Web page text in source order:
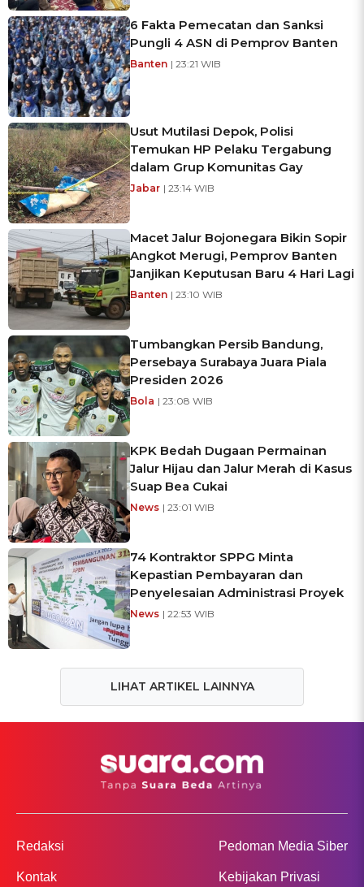
6 Fakta Pemecatan dan Sanksi
Pungli 4 ASN di Pemprov Banten
Banten | 23:21 WIB
Usut Mutilasi Depok, Polisi
Temukan HP Pelaku Tergabung
dalam Grup Komunitas Gay
Jabar | 23:14 WIB
Macet Jalur Bojonegara Bikin Sopir
Angkot Merugi, Pemprov Banten
Janjikan Keputusan Baru 4 Hari Lagi
Banten | 23:10 WIB
Tumbangkan Persib Bandung,
Persebaya Surabaya Juara Piala
Presiden 2026
Bola | 23:08 WIB
KPK Bedah Dugaan Permainan
Jalur Hijau dan Jalur Merah di Kasus
Suap Bea Cukai
News | 23:01 WIB
74 Kontraktor SPPG Minta
Kepastian Pembayaran dan
Penyelesaian Administrasi Proyek
News | 22:53 WIB
LIHAT ARTIKEL LAINNYA
Redaksi
Kontak
Pedoman Media Siber
Kebijakan Privasi